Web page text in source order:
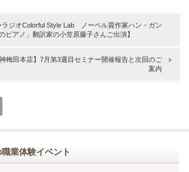
ラジオColorful Style Lab ノーベル賞作家ハン・ガン
ピアノ」翻訳家の小笠原藤子さんご出演】
梅田本店】7月第3週目セミナー開催報告と次回のご
案内
業体験イベント